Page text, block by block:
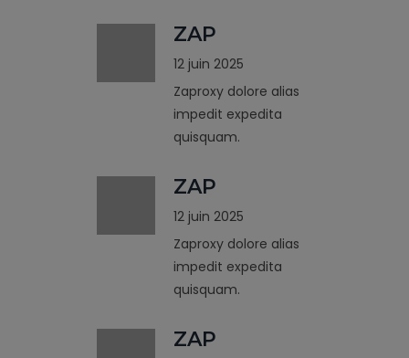
ZAP
12 juin 2025
Zaproxy dolore alias
impedit expedita
quisquam.
ZAP
12 juin 2025
Zaproxy dolore alias
impedit expedita
quisquam.
ZAP